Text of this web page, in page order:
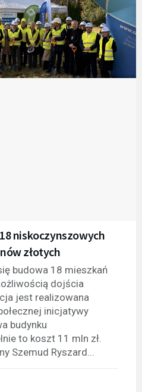
niskoczynszowych
złotych
budowa 18 mieszkań
dojścia
jest realizowana
inicjatywy
budynku
to koszt 11 mln zł.
Szemud Ryszard...